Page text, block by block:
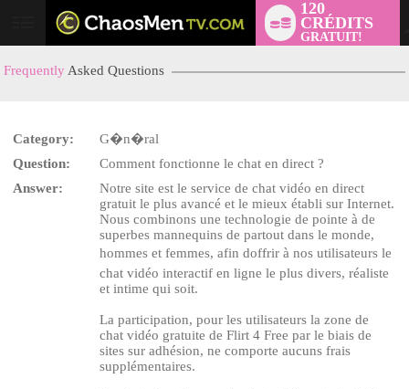
User
120
CRÉDITS
GRATUIT!
Frequently Asked Questions
Category:
G�n�ral
Question:
Comment fonctionne le chat en direct ?
Answer:
Notre site est le service de chat vidéo en direct
gratuit le plus avancé et le mieux établi sur Internet.
Nous combinons une technologie de pointe à de
superbes mannequins de partout dans le monde,
hommes et femmes, afin doffrir à nos utilisateurs le
chat vidéo interactif en ligne le plus divers, réaliste
et intime qui soit.
La participation, pour les utilisateurs la zone de
chat vidéo gratuite de Flirt 4 Free par le biais de
sites sur adhésion, ne comporte aucuns frais
supplémentaires.